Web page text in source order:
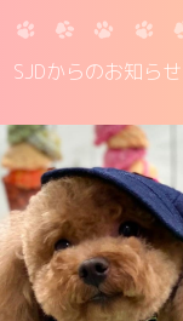
SJDからのお知らせ